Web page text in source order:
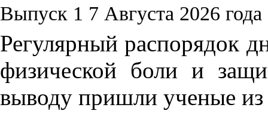
Выпуск 1 7 Августа 2026 года
Регулярный распорядок
физической боли и
выводу пришли ученые из